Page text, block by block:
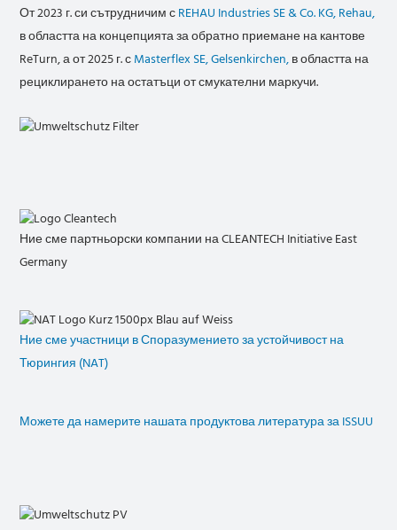
От 2023 г. си сътрудничим сREHAU Industries SE & Co. KG, Rehau,
в областта на концепцията за обратно приемане на кантове
ReTurn, а от 2025 г. сMasterflex SE, Gelsenkirchen,в областта на
рециклирането на остатъци от смукателни маркучи.
Ние сме партньорски компании на CLEANTECH Initiative East
Germany
Ние сме участници в Споразумението за устойчивост на
Тюрингия (NAT)
Можете да намерите нашата продуктова литература за ISSUU